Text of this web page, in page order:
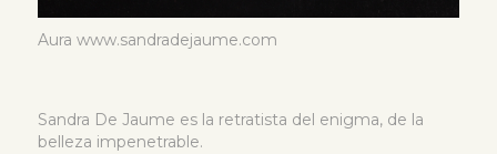
Aura www.sandradejaume.com
Sandra De Jaume es la retratista del enigma, de la
belleza impenetrable.